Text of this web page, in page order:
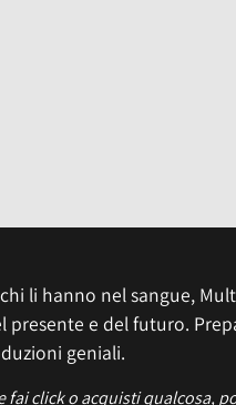
li hanno nel sangue,
e del futuro.
geniali.
click o acquisti qualcosa,